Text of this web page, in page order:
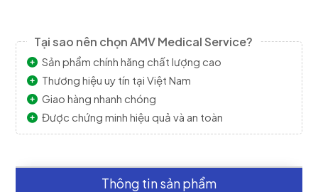
Tại sao nên chọn AMV Medical Service?
Sản phẩm chính hãng chất lượng cao
Thương hiệu uy tín tại Việt Nam
Giao hàng nhanh chóng
Được chứng minh hiệu quả và an toàn
Thông tin sản phẩm